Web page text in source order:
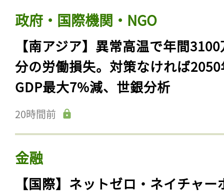
政府・国際機関・NGO
【南アジア】異常高温で年間
分の労働損失。対策なければ
GDP最大7%減、世銀分析
20時間前
金融
【国際】ネットゼロ・ネイチャー